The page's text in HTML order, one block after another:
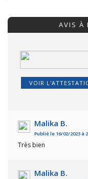
AVIS À
VOIR
Malika B.
Publié le 16/02/2023 à
Très bien
Malika B.